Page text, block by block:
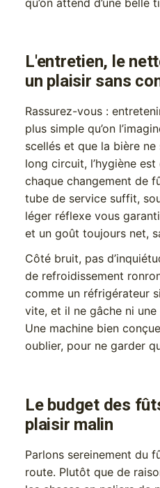
L'entretien, le
un plaisir sans
Rassurez-vous :
plus simple qu’on
scellés et que la bière
long circuit, l’hygiène
chaque changement de
tube de service suffit,
léger réflexe vous
et un goût toujours net,
Côté bruit, pas
de refroidissement
comme un réfrigérateur
vite, et il ne gâche ni
Une machine bien
oublier, pour ne garder
Le budget des
plaisir malin
Parlons sereinement du
route. Plutôt que de